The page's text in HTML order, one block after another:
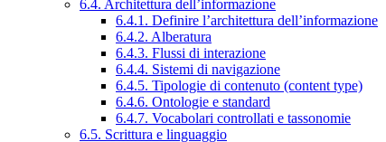
6.4. Architettura dell’informazione
6.4.1. Definire l’architettura dell’informazione
6.4.2. Alberatura
6.4.3. Flussi di interazione
6.4.4. Sistemi di navigazione
6.4.5. Tipologie di contenuto (content type)
6.4.6. Ontologie e standard
6.4.7. Vocabolari controllati e tassonomie
6.5. Scrittura e linguaggio